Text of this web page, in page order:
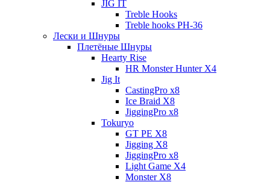
JIG IT
Treble Hooks
Treble hooks PH-36
Лески и Шнуры
Плетёные Шнуры
Hearty Rise
HR Monster Hunter X4
Jig It
CastingPro x8
Ice Braid X8
JiggingPro x8
Tokuryo
GT PE X8
Jigging X8
JiggingPro x8
Light Game X4
Monster X8